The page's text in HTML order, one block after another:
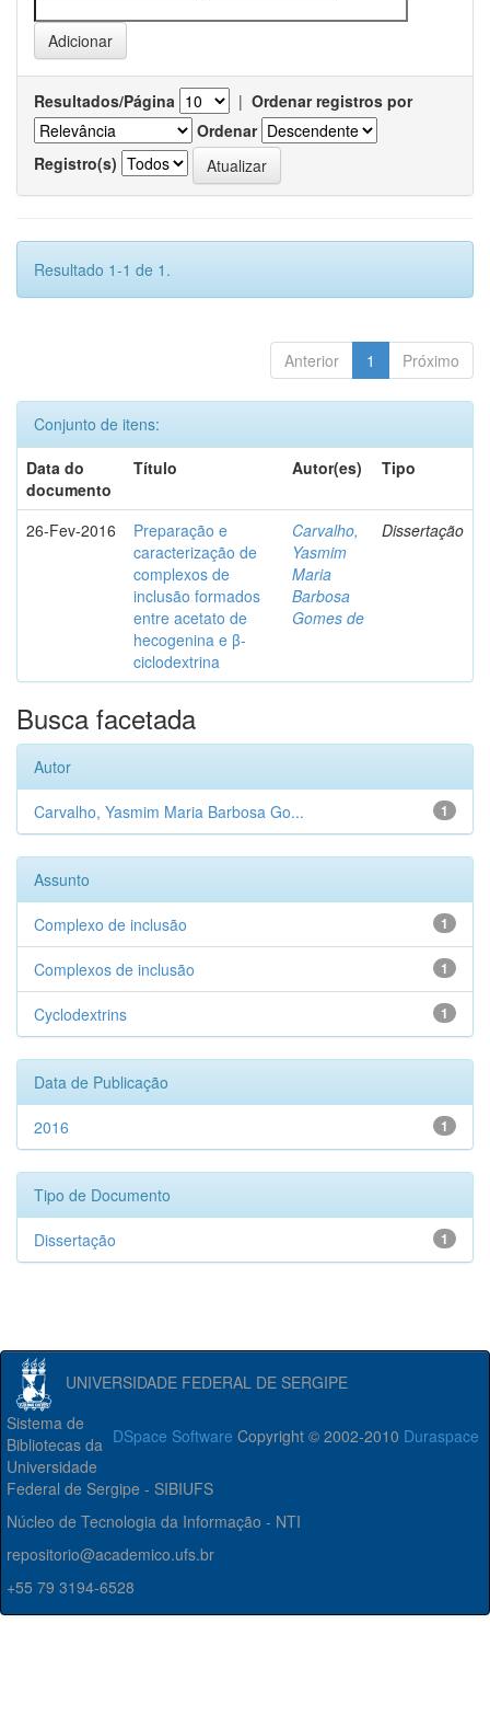
Resultados/Página | Ordenar registros por
Ordenar
Registro(s)
Resultado 1-1 de 1.
Anterior 1 Próximo
Conjunto de itens:
Data do
documento
Título Autor(es) Tipo
26-Fev-2016
Preparação e
caracterização de
complexos de
inclusão formados
entre acetato de
hecogenina e β-
ciclodextrina
Carvalho,
Yasmim
Maria
Barbosa
Gomes de
Dissertação
Busca facetada
Autor
1
Carvalho, Yasmim Maria Barbosa Go...
Assunto
1
Complexo de inclusão
1
Complexos de inclusão
1
Cyclodextrins
Data de Publicação
1
2016
Tipo de Documento
1
Dissertação
UNIVERSIDADE FEDERAL DE SERGIPE
DSpace Software Copyright © 2002-2010 Duraspace
Sistema de
Bibliotecas da
Universidade
Federal de Sergipe - SIBIUFS
Núcleo de Tecnologia da Informação - NTI
repositorio@academico.ufs.br
+55 79 3194-6528